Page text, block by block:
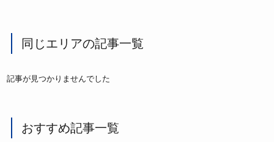
同じエリアの記事一覧
記事が見つかりませんでした
おすすめ記事一覧